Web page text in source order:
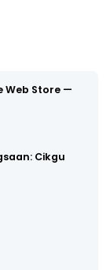
Web Store —
Cikgu